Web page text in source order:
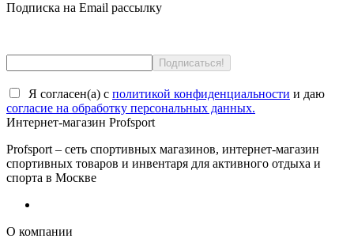
Подписка на Email рассылку
Я согласен(a) с политикой конфиденциальности и даю
согласие на обработку персональных данных.
Интернет-магазин Profsport
Profsport – сеть спортивных магазинов, интернет-магазин
спортивных товаров и инвентаря для активного отдыха и
спорта в Москве
О компании